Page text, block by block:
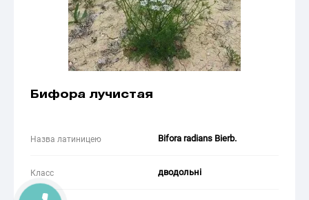
Бифора лучистая
Назва латиницею Bifora radians Bierb.
Класс дводольні